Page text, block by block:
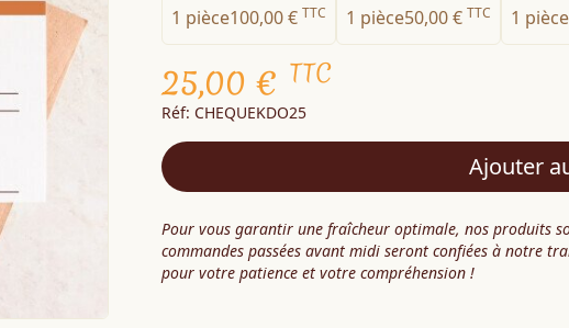
1 pièce100,00 € TTC 1 pièce50,00 € TTC 1 pièce
25,00 € TTC
Réf: CHEQUEKDO25
Ajouter
Pour vous garantir une fraîcheur optimale, nos produits
commandes passées avant midi seront confiées à notre
pour votre patience et votre compréhension !